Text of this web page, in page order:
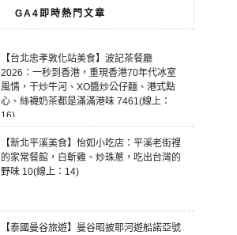
GA4即時熱門文章
【台北忠孝敦化站美食】波記茶餐廳
2026：一秒到香港，重現香港70年代冰室
風情，干炒牛河、XO醬炒公仔麵、港式點
心、絲襪奶茶都是滿滿港味 7461(線上：
16)
【新北平溪美食】怡如小吃店：平溪老街裡
的家常餐館，白斬雞、炒珠蔥，吃出台灣的
野味 10(線上：14)
【泰國曼谷旅遊】曼谷昭披耶河遊船諾亞號